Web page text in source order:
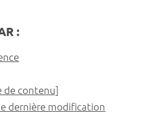
:
de contenu]
dernière modification